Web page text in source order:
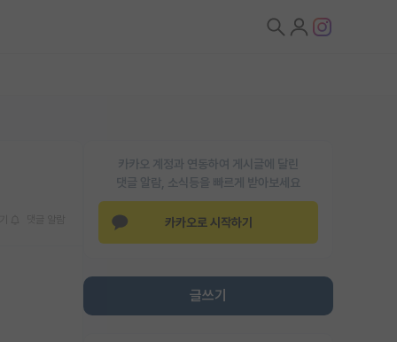
카카오 계정과 연동하여 게시글에 달린
댓글 알람, 소식등을 빠르게 받아보세요
카카오로 시작하기
글쓰기